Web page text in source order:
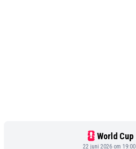
World Cup
22 juni 2026 om 19:00